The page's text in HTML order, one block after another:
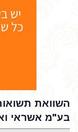
השוואת
בע"מ אשראי